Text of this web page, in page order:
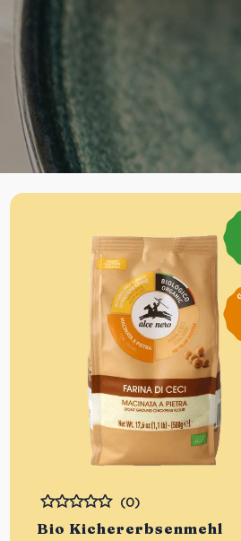
Bio Kichererbsenmehl
Bewertet
(0)